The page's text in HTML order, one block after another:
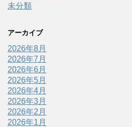
未分類
アーカイブ
2026年8月
2026年7月
2026年6月
2026年5月
2026年4月
2026年3月
2026年2月
2026年1月